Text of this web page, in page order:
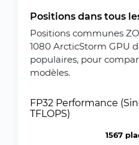
Positions dans tous
Positions communes
1080 ArcticStorm GPU
populaires, pour
modèles.
FP32 Performance
TFLOPS)
1567